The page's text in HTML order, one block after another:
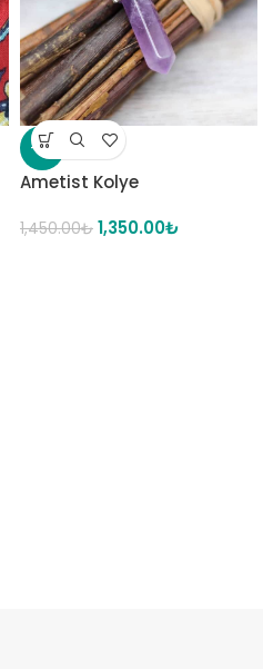
-7%
Ametist Kolye
1,450.00₺ 1,350.00₺